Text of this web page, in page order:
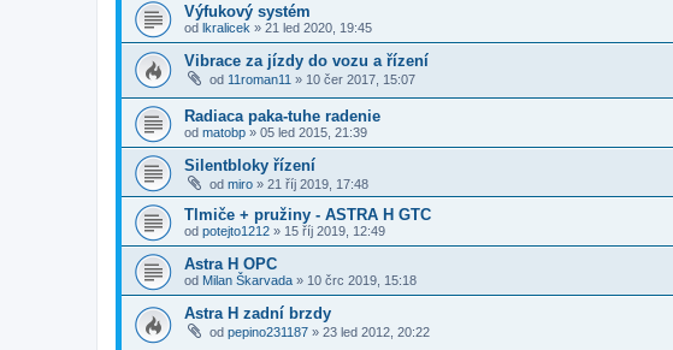
Výfukový systém
od lkralicek » 21 led 2020, 19:45
Vibrace za jízdy do vozu a řízení
od 11roman11 » 10 čer 2017, 15:07
Radiaca paka-tuhe radenie
od matobp » 05 led 2015, 21:39
Silentbloky řízení
od miro » 21 říj 2019, 17:48
Tlmiče + pružiny - ASTRA H GTC
od potejto1212 » 15 říj 2019, 12:49
Astra H OPC
od Milan Škarvada » 10 črc 2019, 15:18
Astra H zadní brzdy
od pepino231187 » 23 led 2012, 20:22